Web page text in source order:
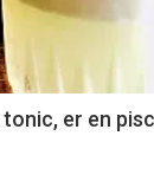
tonic, er en